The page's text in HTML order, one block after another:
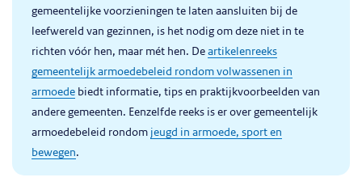
gemeentelijke voorzieningen te laten aansluiten bij de
leefwereld van gezinnen, is het nodig om deze niet in te
richten vóór hen, maar mét hen. Deartikelenreeks
gemeentelijk armoedebeleid rondom volwassenen in
armoede biedt informatie, tips en praktijkvoorbeelden van
andere gemeenten. Eenzelfde reeks is er over gemeentelijk
armoedebeleid rondom jeugd in armoede, sport en
bewegen.